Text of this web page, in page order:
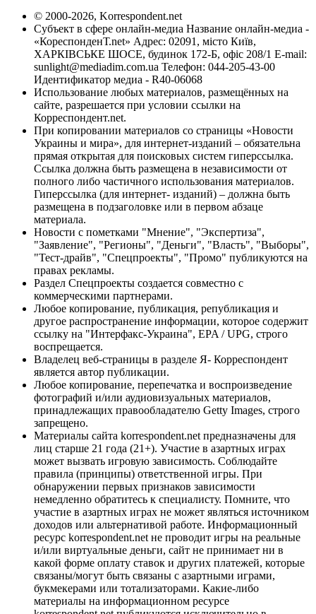
© 2000-2026, Korrespondent.net
Субъект в сфере онлайн-медиа Название онлайн-медиа -
«КореспонденТ.net» Адрес: 02091, місто Київ,
ХАРКІВСЬКЕ ШОСЕ, будинок 172-Б, офіс 208/1 E-mail:
sunlight@mediadim.com.ua Телефон: 044-205-43-00
Идентификатор медиа - R40-06068
Использование любых материалов, размещённых на
сайте, разрешается при условии ссылки на
Корреспондент.net.
При копировании материалов со страницы «Новости
Украины и мира», для интернет-изданий – обязательна
прямая открытая для поисковых систем гиперссылка.
Ссылка должна быть размещена в независимости от
полного либо частичного использования материалов.
Гиперссылка (для интернет- изданий) – должна быть
размещена в подзаголовке или в первом абзаце
материала.
Новости с пометками "Мнение", "Экспертиза",
"Заявление", "Регионы", "Деньги", "Власть", "Выборы",
"Тест-драйв", "Спецпроекты", "Промо" публикуются на
правах рекламы.
Раздел Спецпроекты создается совместно с
коммерческими партнерами.
Любое копирование, публикация, републикация и
другое распространение информации, которое содержит
ссылку на "Интерфакс-Украина", EPA / UPG, строго
воспрещается.
Владелец веб-страницы в разделе Я- Корреспондент
является автор публикации.
Любое копирование, перепечатка и воспроизведение
фотографий и/или аудиовизуальных материалов,
принадлежащих правообладателю Getty Images, строго
запрещено.
Материалы сайта korrespondent.net предназначены для
лиц старше 21 года (21+). Участие в азартных играх
может вызвать игровую зависимость. Соблюдайте
правила (принципы) ответственной игры. При
обнаружении первых признаков зависимости
немедленно обратитесь к специалисту. Помните, что
участие в азартных играх не может являться источником
доходов или альтернативой работе. Информационный
ресурс korrespondent.net не проводит игры на реальные
и/или виртуальные деньги, сайт не принимает ни в
какой форме оплату ставок и других платежей, которые
связаны/могут быть связаны с азартными играми,
букмекерами или тотализаторами. Какие-либо
материалы на информационном ресурсе